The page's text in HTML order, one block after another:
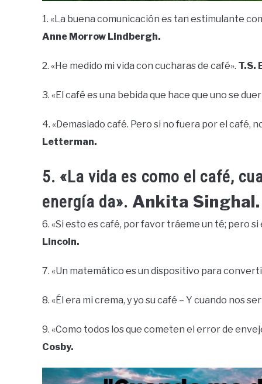
1. «La buena comunicación es tan estimulante
Anne Morrow Lindbergh.
2. «He medido mi vida con cucharas de café». T.S.
3. «El café es una bebida que hace que uno se
4. «Demasiado café. Pero si no fuera por el
Letterman.
5. «La vida es como el café,
energía da». Ankita Singhal.
6. «Si esto es café, por favor tráeme un té; pero
Lincoln.
7. «Un matemático es un dispositivo para
8. «Él era mi crema, y yo su café – Y cuando nos
9. «Como todos los que cometen el error de
Cosby.